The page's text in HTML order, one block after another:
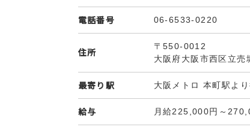
電話番号 06-6533-0220
住所
〒550-0012
大阪府大阪市西区立
最寄り駅 大阪メトロ 本町駅よ
給与 月給225,000円～